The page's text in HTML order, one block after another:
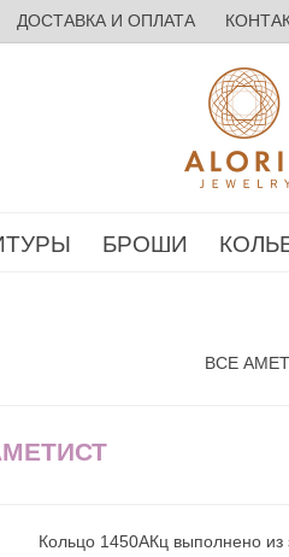
ДОСТАВКА И ОПЛАТА
БРОШИ
ВСЕ
Кольцо 1450АКц выполнено